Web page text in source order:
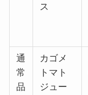
ス
通
常
品
カゴメ
トマト
ジュー